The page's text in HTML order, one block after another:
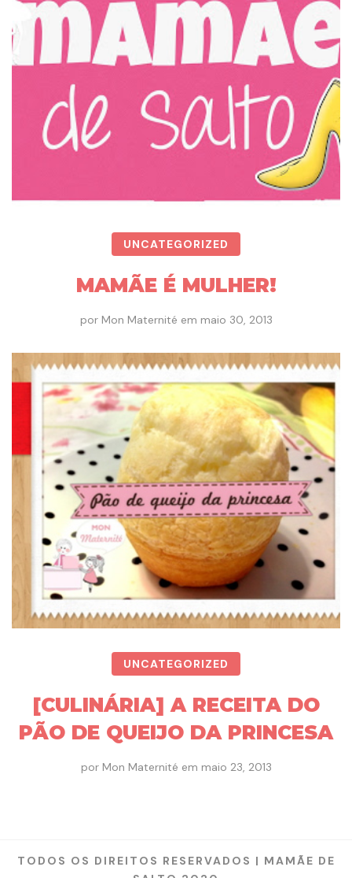
UNCATEGORIZED
MAMÃE É MULHER!
por Mon Maternité em maio 30, 2013
UNCATEGORIZED
[CULINÁRIA] A RECEITA DO
PÃO DE QUEIJO DA PRINCESA
por Mon Maternité em maio 23, 2013
TODOS OS DIREITOS RESERVADOS | MAMÃE DE